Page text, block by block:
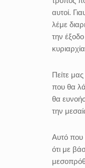
αυτοί.
λέμε
την
Πείτε
που θα
θα
την
Αυτό
ότι με